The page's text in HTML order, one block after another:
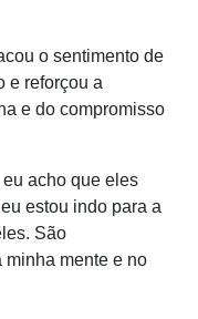
o sentimento de
e reforçou a
e do compromisso
acho que eles
estou indo para a
São
minha mente e no